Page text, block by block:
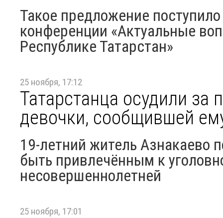
Такое предложение
конференции «Актуальные
Республике Татарстан»
25 ноября, 17:12
Татарстанца осудили за
девочки, сообщившей
19-летний житель Азнакаево
быть привлечённым к
несовершеннолетней
25 ноября, 17:01